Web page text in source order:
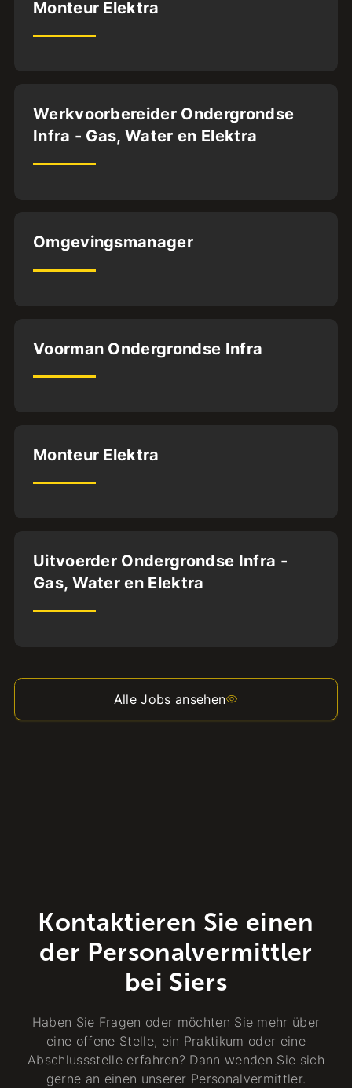
Dordrecht
Monteur Elektra
Dordrecht
32 uur
Werkvoorbereider Ondergrondse
Infra - Gas, Water en Elektra
Apeldoorn
Omgevingsmanager
Deventer
Voorman Ondergrondse Infra
Oldenzaal
Monteur Elektra
Dordrecht
32
uur
Uitvoerder Ondergrondse Infra -
Gas, Water en Elektra
Alle Jobs ansehen
Kontaktieren Sie einen
der Personalvermittler
bei Siers
Haben Sie Fragen oder möchten Sie mehr über
eine offene Stelle, ein Praktikum oder eine
Abschlussstelle erfahren? Dann wenden Sie sich
gerne an einen unserer Personalvermittler.